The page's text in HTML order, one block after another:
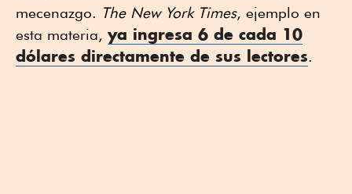
mecenazgo. The New York Times, ejemplo en
esta materia, ya ingresa 6 de cada 10
dólares directamente de sus lectores.